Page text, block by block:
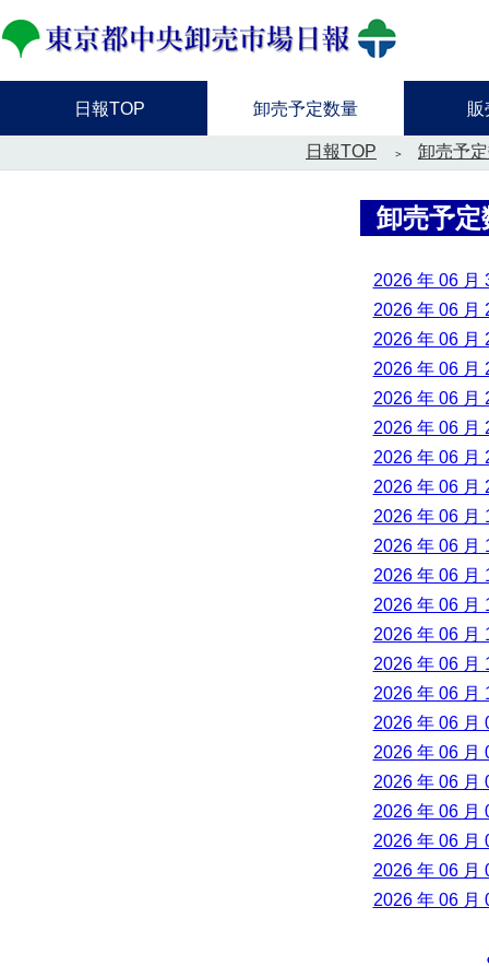
日報TOP 卸売予定数量 販
日報TOP 卸売予
卸売予定
2026 年 06 月
2026 年 06 月
2026 年 06 月
2026 年 06 月
2026 年 06 月
2026 年 06 月
2026 年 06 月
2026 年 06 月
2026 年 06 月
2026 年 06 月
2026 年 06 月
2026 年 06 月
2026 年 06 月
2026 年 06 月
2026 年 06 月
2026 年 06 月
2026 年 06 月
2026 年 06 月
2026 年 06 月
2026 年 06 月
2026 年 06 月
2026 年 06 月